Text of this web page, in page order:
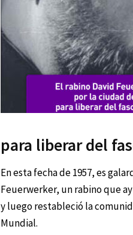
para liberar del
En esta fecha de 1957, es
Feuerwerker, un rabino que
y luego restableció la
Mundial.